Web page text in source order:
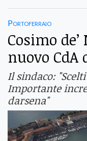
Portoferraio
Cosimo
nuovo
Il sindaco:
Importante
darsena"